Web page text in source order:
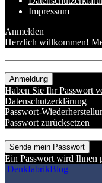
Impressum
Anmelden
Herzlich willkommen!
Haben Sie Ihr Passwort
Datenschutzerklärung
Passwort-
Passwort zurücksetzen
Ein Passwort wird Ihnen
DenkfabrikBlog